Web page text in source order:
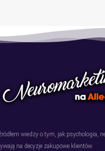
wiedzy o tym, jak psychologia,
na decyzje zakupowe klientów.